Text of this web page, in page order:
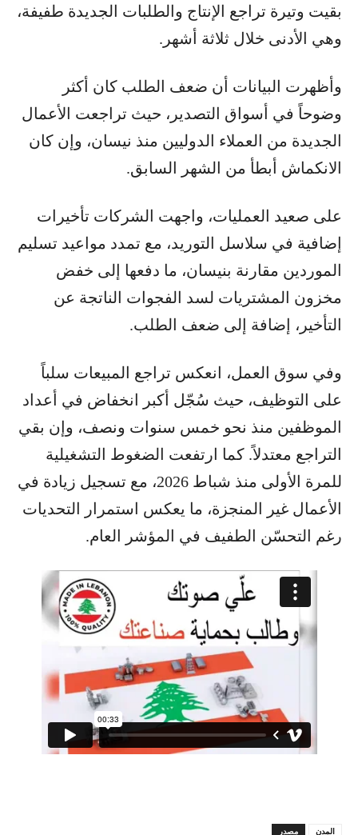
بقيت وتيرة تراجع الإنتاج والطلبات الجديدة طفيفة،
وهي الأدنى خلال ثلاثة أشهر.
وأظهرت البيانات أن ضعف الطلب كان أكثر
وضوحاً في أسواق التصدير، حيث تراجعت الأعمال
الجديدة من العملاء الدوليين منذ نيسان، وإن كان
الانكماش أبطأ من الشهر السابق.
على صعيد العمليات، واجهت الشركات تأخيرات
إضافية في سلاسل التوريد، مع تمدد مواعيد تسليم
الموردين مقارنة بنيسان، ما دفعها إلى خفض
مخزون المشتريات لسد الفجوات الناتجة عن
التأخير، إضافة إلى ضعف الطلب.
وفي سوق العمل، انعكس تراجع المبيعات سلباً
على التوظيف، حيث سُجّل أكبر انخفاض في أعداد
الموظفين منذ نحو خمس سنوات ونصف، وإن بقي
التراجع معتدلاً. كما ارتفعت الضغوط التشغيلية
للمرة الأولى منذ شباط 2026، مع تسجيل زيادة في
الأعمال غير المنجزة، ما يعكس استمرار التحديات
رغم التحسّن الطفيف في المؤشر العام.
مصدر المدن